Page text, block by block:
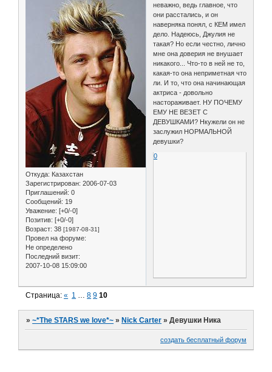
Откуда: Казахстан
Зарегистрирован: 2006-07-03
Приглашений: 0
Сообщений: 19
Уважение: [+0/-0]
Позитив: [+0/-0]
Возраст: 38 [1987-08-31]
Провел на форуме:
Не определено
Последний визит:
2007-10-08 15:09:00
неважно, ведь главное, что
они расстались, и он
наверняка понял, с КЕМ имел
дело. Надеюсь, Джулия не
такая? Но если честно, лично
мне она доверия не внушает
никакого... Что-то в ней не то,
какая-то она неприметная что
ли. И то, что она начинающая
актриса - довольно
настораживает. НУ ПОЧЕМУ
ЕМУ НЕ ВЕЗЕТ С
ДЕВУШКАМИ? Нкужели он не
заслужил НОРМАЛЬНОЙ
девушки?
0
Страница:« 1 8 9 10
»~*The STARS we love*~ » Nick Carter »Девушки Ника
создать бесплатный форум